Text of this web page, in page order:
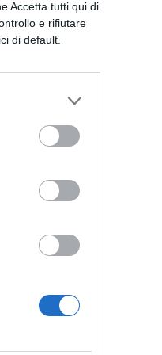
Accetta tutti qui di
e rifiutare
di default.
che
che
che
di